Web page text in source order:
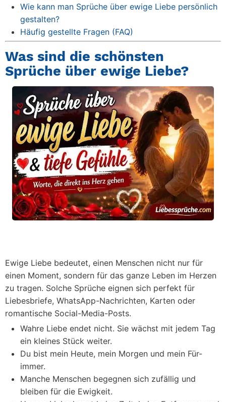
Wie kann man Sprüche über ewige Liebe persönlich
gestalten?
Häufig gestellte Fragen (FAQ)
Was sind die schönsten
Sprüche über ewige Liebe?
Ewige Liebe bedeutet, einen Menschen nicht nur für
einen Moment, sondern für das ganze Leben im Herzen
zu tragen. Solche Sprüche eignen sich perfekt für
Liebesbriefe, WhatsApp-Nachrichten, Karten oder
romantische Social-Media-Posts.
Wahre Liebe endet nicht. Sie wächst mit jedem Tag
ein kleines Stück weiter.
Du bist mein Heute, mein Morgen und mein Für-
immer.
Manche Menschen begegnen sich zufällig und
bleiben für die Ewigkeit.